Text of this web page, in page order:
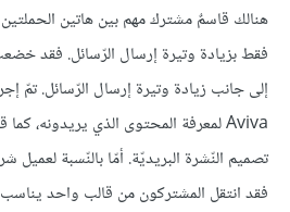
هنالك قاسمٌ مشترك مهم بين هاتين
فقط بزيادة وتيرة إرسال الرّسائل. فقد
إلى جانب زيادة وتيرة إرسال الرّسائل. تمّ
فقد انتقل المشتركون من قالب واحد